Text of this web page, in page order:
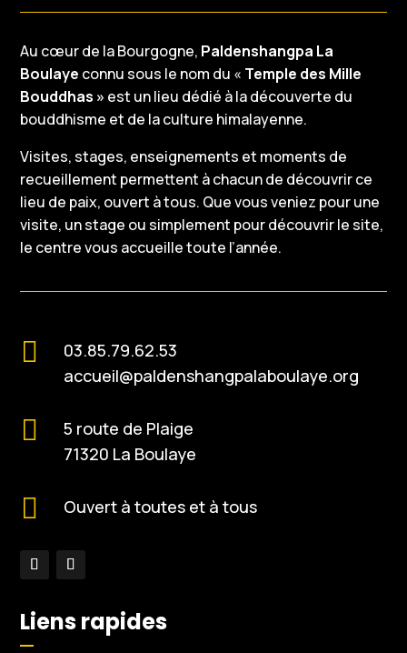
Au cœur de la Bourgogne, Paldenshangpa La
Boulaye connu sous le nom du « Temple des Mille
Bouddhas » est un lieu dédié à la découverte du
bouddhisme et de la culture himalayenne.
Visites, stages, enseignements et moments de
recueillement permettent à chacun de découvrir ce
lieu de paix, ouvert à tous. Que vous veniez pour une
visite, un stage ou simplement pour découvrir le site,
le centre vous accueille toute l’année.

03.85.79.62.53
accueil@paldenshangpalaboulaye.org

5 route de Plaige
71320 La Boulaye
 Ouvert à toutes et à tous
Liens rapides